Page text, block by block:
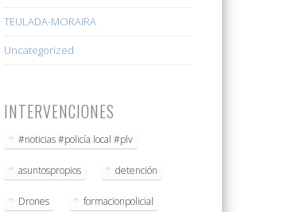
TEULADA-MORAIRA
Uncategorized
INTERVENCIONES
#noticias #policía local #plv
asuntospropios detención
Drones formacionpolicial